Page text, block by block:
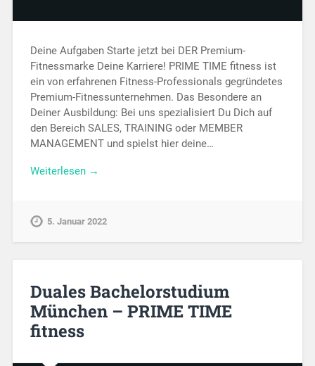
Deine Aufgaben Starte jetzt bei DER Premium-
Fitnessmarke Deine Karriere! PRIME TIME fitness ist
ein von erfahrenen Fitness-Professionals gegründetes
Premium-Fitnessunternehmen. Das Besondere an
Deiner Ausbildung: Bei uns spezialisiert Du Dich auf
den Bereich SALES, TRAINING oder MEMBER
MANAGEMENT und spielst hier deine…
Weiterlesen →
5. Januar 2022
Duales Bachelorstudium
München – PRIME TIME
fitness